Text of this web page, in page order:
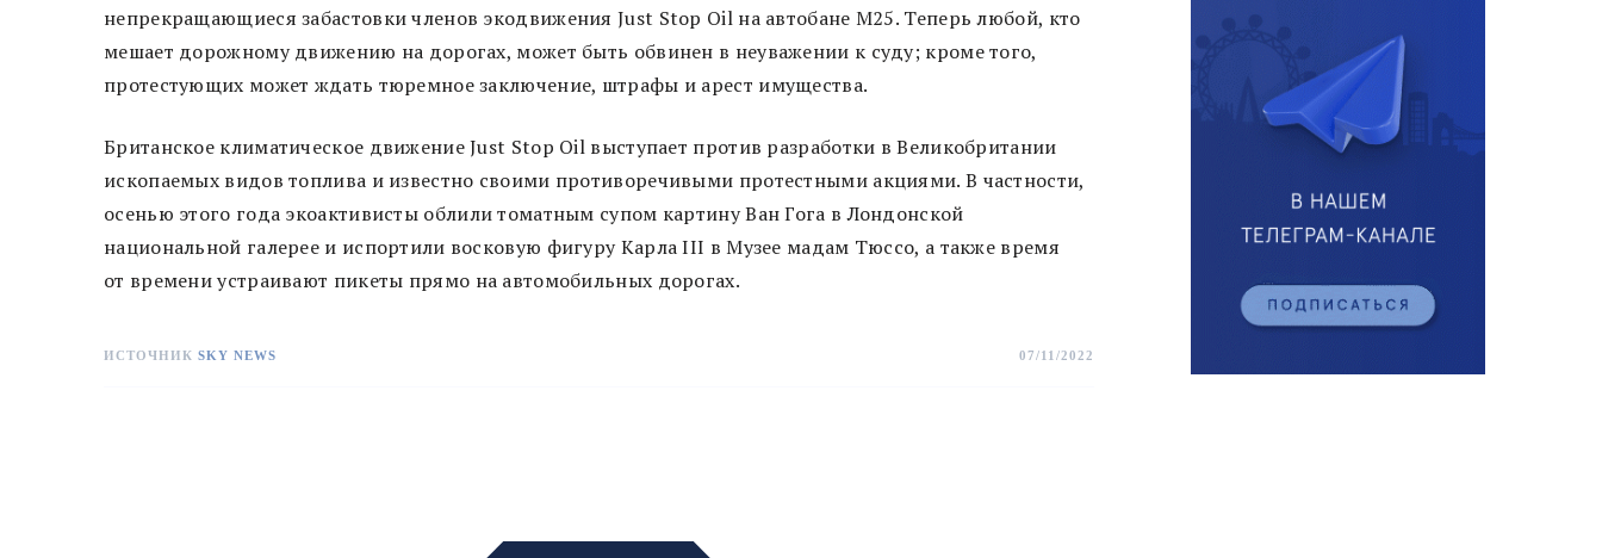
непрекращающиеся забастовки членов экодвижения Just Stop Oil на автобане М25. Теперь любой, кто
мешает дорожному движению на дорогах, может быть обвинен в неуважении к суду; кроме того,
протестующих может ждать тюремное заключение, штрафы и арест имущества.
Британское климатическое движение Just Stop Oil выступает против разработки в Великобритании
ископаемых видов топлива и известно своими противоречивыми протестными акциями. В частности,
осенью этого года экоактивисты облили томатным супом картину Ван Гога в Лондонской
национальной галерее и испортили восковую фигуру Карла III в Музее мадам Тюссо, а также время
от времени устраивают пикеты прямо на автомобильных дорогах.
ИСТОЧНИК SKY NEWS 07/11/2022